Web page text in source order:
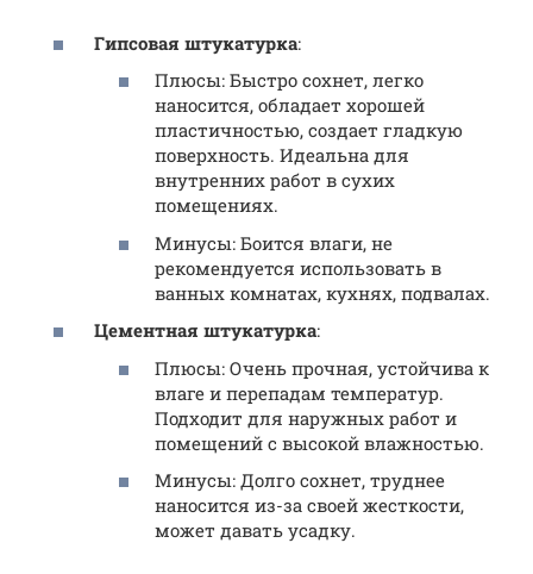
Гипсовая штукатурка:
Плюсы: Быстро сохнет, легко
наносится, обладает хорошей
пластичностью, создает гладкую
поверхность. Идеальна для
внутренних работ в сухих
помещениях.
Минусы: Боится влаги, не
рекомендуется использовать в
ванных комнатах, кухнях, подвалах.
Цементная штукатурка:
Плюсы: Очень прочная, устойчива к
влаге и перепадам температур.
Подходит для наружных работ и
помещений с высокой влажностью.
Минусы: Долго сохнет, труднее
наносится из-за своей жесткости,
может давать усадку.